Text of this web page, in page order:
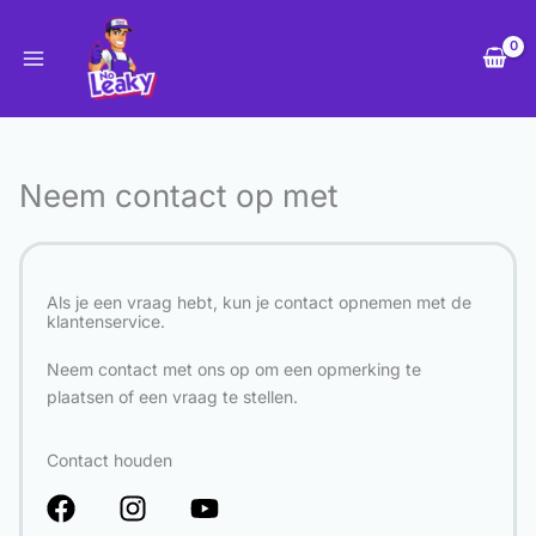
Neem contact op met
Als je een vraag hebt, kun je contact opnemen met de
klantenservice.
Neem contact met ons op om een opmerking te
plaatsen of een vraag te stellen.
Contact houden
F
I
Y